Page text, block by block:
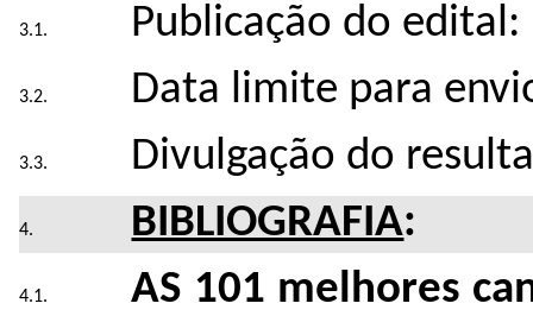
Publicação do
Data limite para
Divulgação do
BIBLIOGRAFIA:
AS 101 melhores